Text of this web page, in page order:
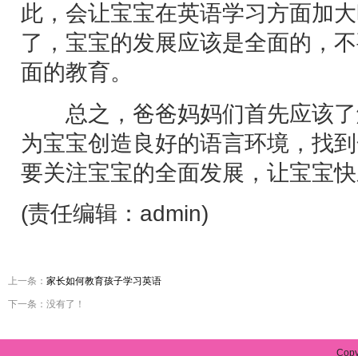
此，会让宝宝在英语学习方面加
了，宝宝的发展应该是全面的，
面的教育。
总之，爸爸妈妈们首先应该了
为宝宝创造良好的语言环境，找
要关注宝宝的全面发展，让宝宝
(责任编辑：admin)
上一条： 家长如何教育孩子学习英语
下一条：没有了！